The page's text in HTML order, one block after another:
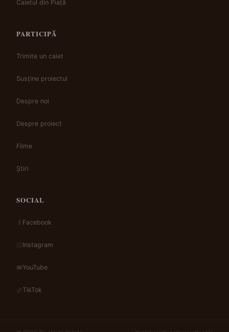
Caietul din Piață
PARTICIPĂ
Trimite un caiet
Susține proiectul
Despre noi
Despre proiect
Filme
Știri
SOCIAL
Facebook
Instagram
YouTube
TikTok